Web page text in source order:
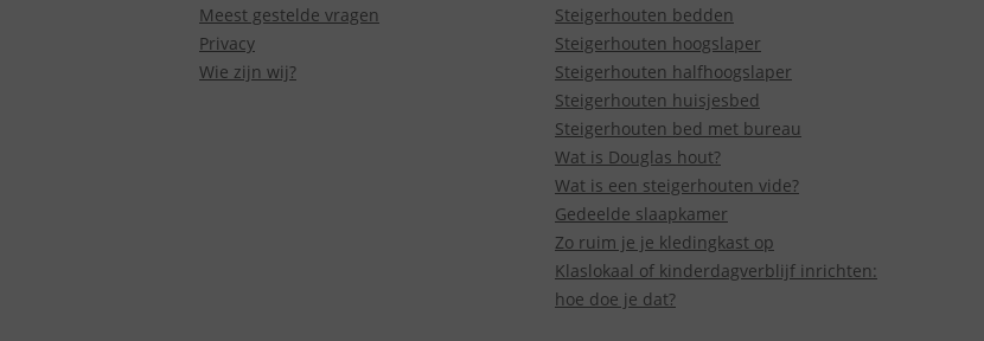
Meest gestelde vragen
Privacy
Wie zijn wij?
Steigerhouten bedden
Steigerhouten hoogslaper
Steigerhouten halfhoogslaper
Steigerhouten huisjesbed
Steigerhouten bed met bureau
Wat is Douglas hout?
Wat is een steigerhouten vide?
Gedeelde slaapkamer
Zo ruim je je kledingkast op
Klaslokaal of kinderdagverblijf inrichten:
hoe doe je dat?